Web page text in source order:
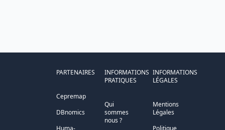
PARTENAIRES
Cepremap
DBnomics
Huma-
INFORMATIONS
PRATIQUES
Qui
sommes
nous ?
INFORMATIONS
LÉGALES
Mentions
Légales
Politique